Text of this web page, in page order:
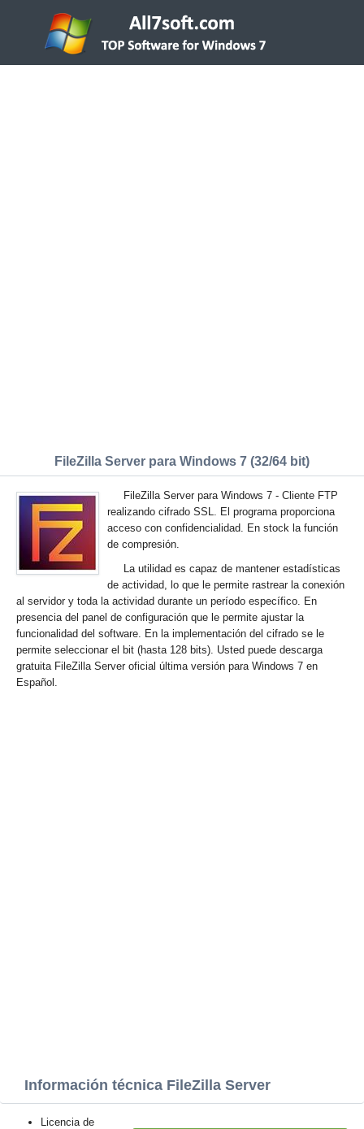
FileZilla Server para Windows 7 (32/64 bit)
FileZilla Server para Windows 7 - Cliente FTP
realizando cifrado SSL. El programa proporciona
acceso con confidencialidad. En stock la función
de compresión.
La utilidad es capaz de mantener estadísticas
de actividad, lo que le permite rastrear la conexión
al servidor y toda la actividad durante un período específico. En
presencia del panel de configuración que le permite ajustar la
funcionalidad del software. En la implementación del cifrado se le
permite seleccionar el bit (hasta 128 bits). Usted puede descarga
gratuita FileZilla Server oficial última versión para Windows 7 en
Español.
Información técnica FileZilla Server
Licencia de